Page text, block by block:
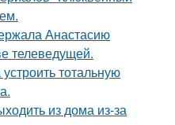
Анастасию
телеведущей.
тотальную
из дома из-за